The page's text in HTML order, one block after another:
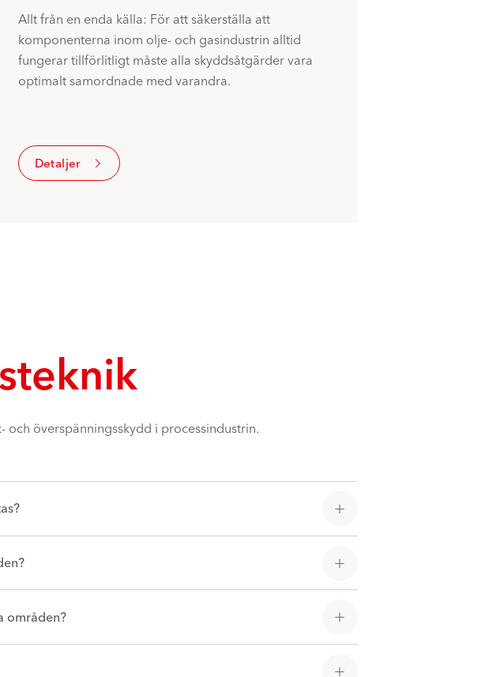
Allt från en enda källa: För att säkerställa att
komponenterna inom olje- och gasindustrin alltid
fungerar tillförlitligt måste alla skyddsåtgärder vara
optimalt samordnade med varandra.
Detaljer
överspänningsskydd i processindustrin.
områden?